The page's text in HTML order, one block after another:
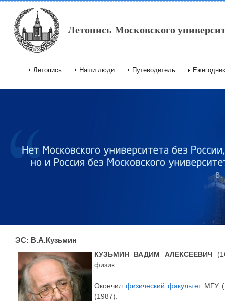
Перейти к основному содержанию
Летопись Московского
Главное меню
Летопись Наши люди Путеводитель
ЭС: В.А.Кузьмин
КУЗЬМИН ВАДИМ АЛЕКСЕЕВИЧ
физик.
Окончил физический факультетМГУ
(1987).